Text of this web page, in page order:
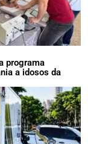
programa
a idosos da